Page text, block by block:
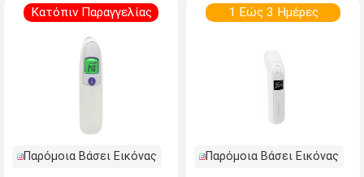
Κατόπιν Παραγγελίας
Παρόμοια Βάσει Εικόνας
1 Εώς 3 Ημέρες
Παρόμοια Βάσει Εικόνας